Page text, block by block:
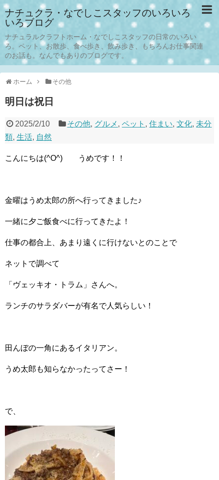
ナチュクラ・なでしこスタッフのいろいろ
いろブログ
ナチュラルクラフトホーム・なでしこスタッフの日常のいろい
ろ。ペット、お散歩、食べ歩き、飲み歩き、もちろんお仕事関連
のお話も。なんでもありのブログです。
ホーム その他
明日は祝日
2025/2/10 その他, グルメ ,ペット ,住まい,文化, 未分
類, 生活, 自然
こんにちは(^O^) うめです！！
金曜はうめ太郎の所へ行ってきました♪
一緒に夕ご飯食べに行ってきたよ！
仕事の都合上、あまり遠くに行けないとのことで
ネットで調べて
「ヴェッキオ・トラム」さんへ。
ランチのサラダバーが有名で人気らしい！
田んぼの一角にあるイタリアン。
うめ太郎も知らなかったってさー！
で、